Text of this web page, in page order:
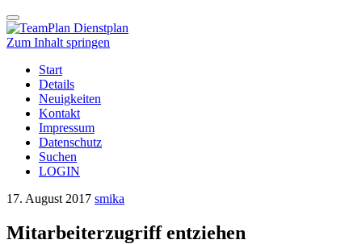
Schalte
Navigation
Zum Inhalt springen
Start
Details
Neuigkeiten
Kontakt
Impressum
Datenschutz
Suchen
LOGIN
17. August 2017 smika
Mitarbeiterzugriff entziehen